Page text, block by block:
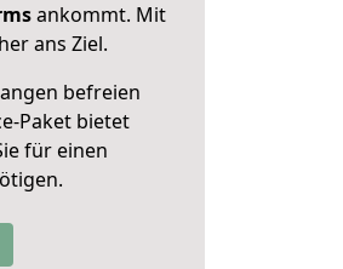
ankommt. Mit
ans Ziel.
befreien
Paket bietet
für einen